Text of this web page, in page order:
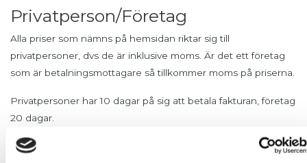
Privatperson/Företag
Alla priser som nämns på hemsidan riktar sig till
privatpersoner, dvs de är inklusive moms. Är det ett företag
som är betalningsmottagare så tillkommer moms på priserna.
Privatpersoner har 10 dagar på sig att betala fakturan, företag
20 dagar.
Betalningsalternativ